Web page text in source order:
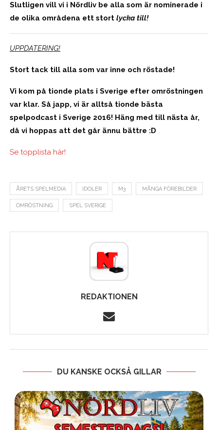
Slutligen vill vi i Nördliv be alla som är nominerade i
de olika områdena ett stort lycka till!
UPPDATERING!
Stort tack till alla som var inne och röstade!
Vi kom på tionde plats i Sverige efter omröstningen
var klar. Så japp, vi är alltså tionde bästa
spelpodcast i Sverige 2016! Häng med till nästa år,
då vi hoppas att det går ännu bättre :D
Se topplista här!
ÅRETS SPELMEDIA IDOLER M3 MÅNGA FÖREBILDER
OMRÖSTNING SPEL SVERIGE
REDAKTIONEN
DU KANSKE OCKSÅ GILLAR